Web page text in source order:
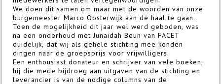
We doen dit samen om maar met de woorden van onze
burgemeester Marco Oosterwijk aan de haal te gaan.
Toen de mogelijkheid dit jaar wel werd geboden, was
na een onderhoud met Junaidah Beun van FACET
duidelijk, dat wij als gehele stichting mee konden
dingen naar de groepsprijs voor vrijwilligers.
Een enthousiast donateur en schrijver van vele boeken,
hij die mede bijdroeg aan uitgaven van de stichting en
leverancier is van de nodige columns van de